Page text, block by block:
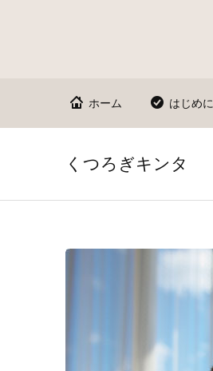
ホーム はじめに
くつろぎキンタ